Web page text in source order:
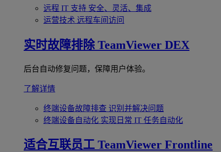
远程 IT 支持 安全、灵活、集成
运营技术 远程车间访问
实时故障排除 TeamViewer DEX
后台自动修复问题，保障用户体验。
了解详情
终端设备故障排查 识别并解决问题
终端设备自动化 实现日常 IT 任务自动化
适合互联员工 TeamViewer Frontline